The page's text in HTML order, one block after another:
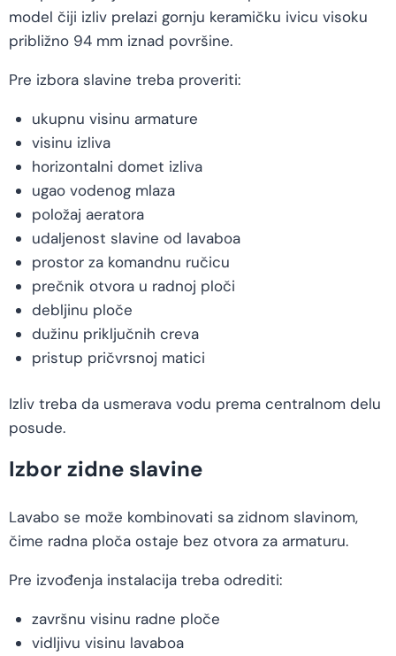
model čiji izliv prelazi gornju keramičku ivicu visoku
približno 94 mm iznad površine.
Pre izbora slavine treba proveriti:
ukupnu visinu armature
visinu izliva
horizontalni domet izliva
ugao vodenog mlaza
položaj aeratora
udaljenost slavine od lavaboa
prostor za komandnu ručicu
prečnik otvora u radnoj ploči
debljinu ploče
dužinu priključnih creva
pristup pričvrsnoj matici
Izliv treba da usmerava vodu prema centralnom delu
posude.
Izbor zidne slavine
Lavabo se može kombinovati sa zidnom slavinom,
čime radna ploča ostaje bez otvora za armaturu.
Pre izvođenja instalacija treba odrediti:
završnu visinu radne ploče
vidljivu visinu lavaboa